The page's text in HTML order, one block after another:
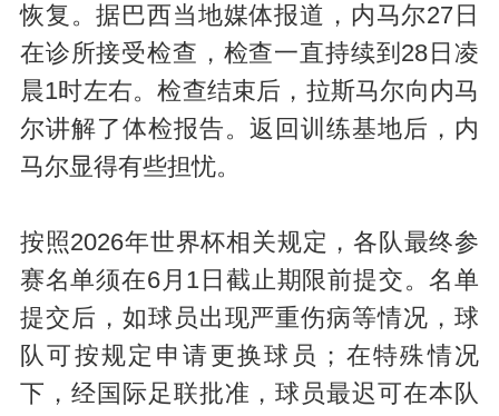
恢复。据巴西当地媒体报道，内马尔27日
在诊所接受检查，检查一直持续到28日凌
晨1时左右。检查结束后，拉斯马尔向内马
尔讲解了体检报告。返回训练基地后，内
马尔显得有些担忧。
按照2026年世界杯相关规定，各队最终参
赛名单须在6月1日截止期限前提交。名单
提交后，如球员出现严重伤病等情况，球
队可按规定申请更换球员；在特殊情况
下，经国际足联批准，球员最迟可在本队